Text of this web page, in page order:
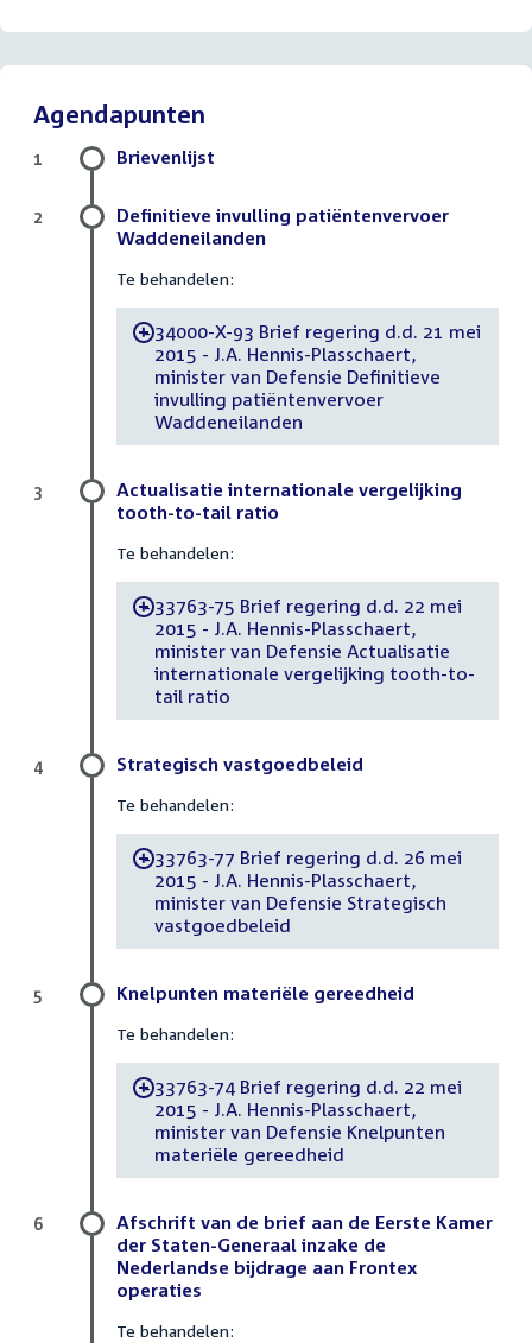
Agendapunten
Brievenlijst
1
Definitieve invulling patiëntenvervoer
Waddeneilanden
Te behandelen:
-34000-X-93 Brief regering d.d. 21 mei
2015 - J.A. Hennis-Plasschaert,
minister van Defensie Definitieve
invulling patiëntenvervoer
Waddeneilanden
2
Actualisatie internationale vergelijking
tooth-to-tail ratio
Te behandelen:
-33763-75 Brief regering d.d. 22 mei
2015 - J.A. Hennis-Plasschaert,
minister van Defensie Actualisatie
internationale vergelijking tooth-to-
tail ratio
3
Strategisch vastgoedbeleid
Te behandelen:
-33763-77 Brief regering d.d. 26 mei
2015 - J.A. Hennis-Plasschaert,
minister van Defensie Strategisch
vastgoedbeleid
4
Knelpunten materiële gereedheid
Te behandelen:
-33763-74 Brief regering d.d. 22 mei
2015 - J.A. Hennis-Plasschaert,
minister van Defensie Knelpunten
materiële gereedheid
5
Afschrift van de brief aan de Eerste Kamer
der Staten-Generaal inzake de
Nederlandse bijdrage aan Frontex
operaties
Te behandelen:
6